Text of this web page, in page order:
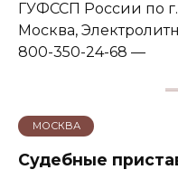
ГУФССП России по г.
Москва,
800-350-24-68 —
МОСКВА
Судебные